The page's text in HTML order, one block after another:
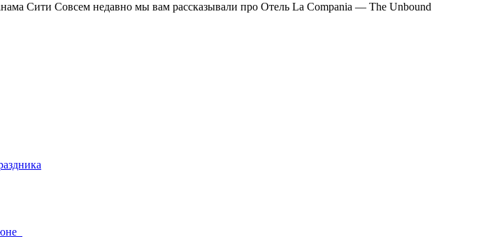
Сити Совсем недавно мы вам рассказывали про Отель La Compania — The Unbound